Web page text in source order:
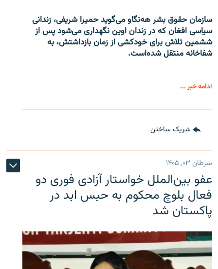
سازمان حقوق بشر هه‌نگاو می‌گوید حمیرا شریفی، زندانی
سیاسی افغان که در زندان اوین نگهداری می‌شود پس از
ششمین تلاش برای خودکشی از زمان بازداشتش، به
شفاخانه منتقل شده‌است.
ادامه خبر ...
شریک ساختن
سرطان ۰۳, ۱۴۰۵
عفو بین‌الملل خواستار آزادی فوری دو
فعال بلوچ محکوم به حبس ابد در
پاکستان شد